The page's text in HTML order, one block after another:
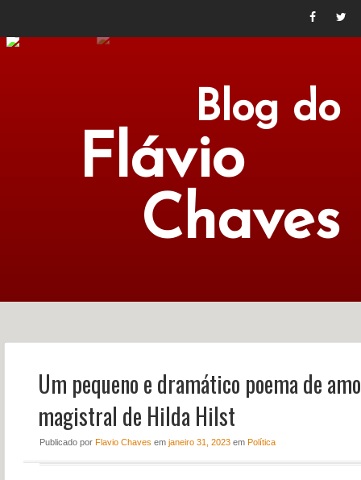
Blog do
Flávio
Chaves
NOTÍCIAS PERFIL
Um pequeno e dramático poema de
magistral de Hilda Hilst
Publicado por Flavio Chaves em janeiro 31, 2023em Política